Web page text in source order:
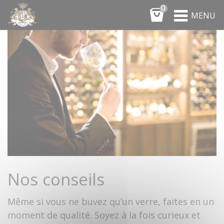
0
MENU
Nos conseils
Même si vous ne buvez qu’un verre, faites en un
moment de qualité. Soyez à la fois curieux et
Panneau de gestion des cookies